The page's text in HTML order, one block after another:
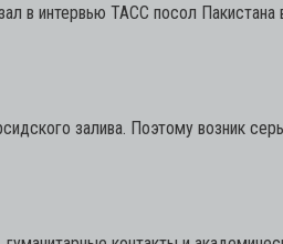
в интервью ТАСС посол Пакистана
залива. Поэтому возник